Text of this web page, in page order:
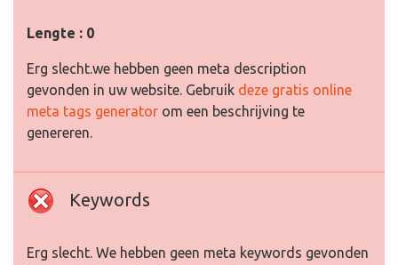
Lengte : 0
Erg slecht.we hebben geen meta description
gevonden in uw website. Gebruik deze gratis online
meta tags generator om een beschrijving te
genereren.
Keywords
Erg slecht. We hebben geen meta keywords gevonden